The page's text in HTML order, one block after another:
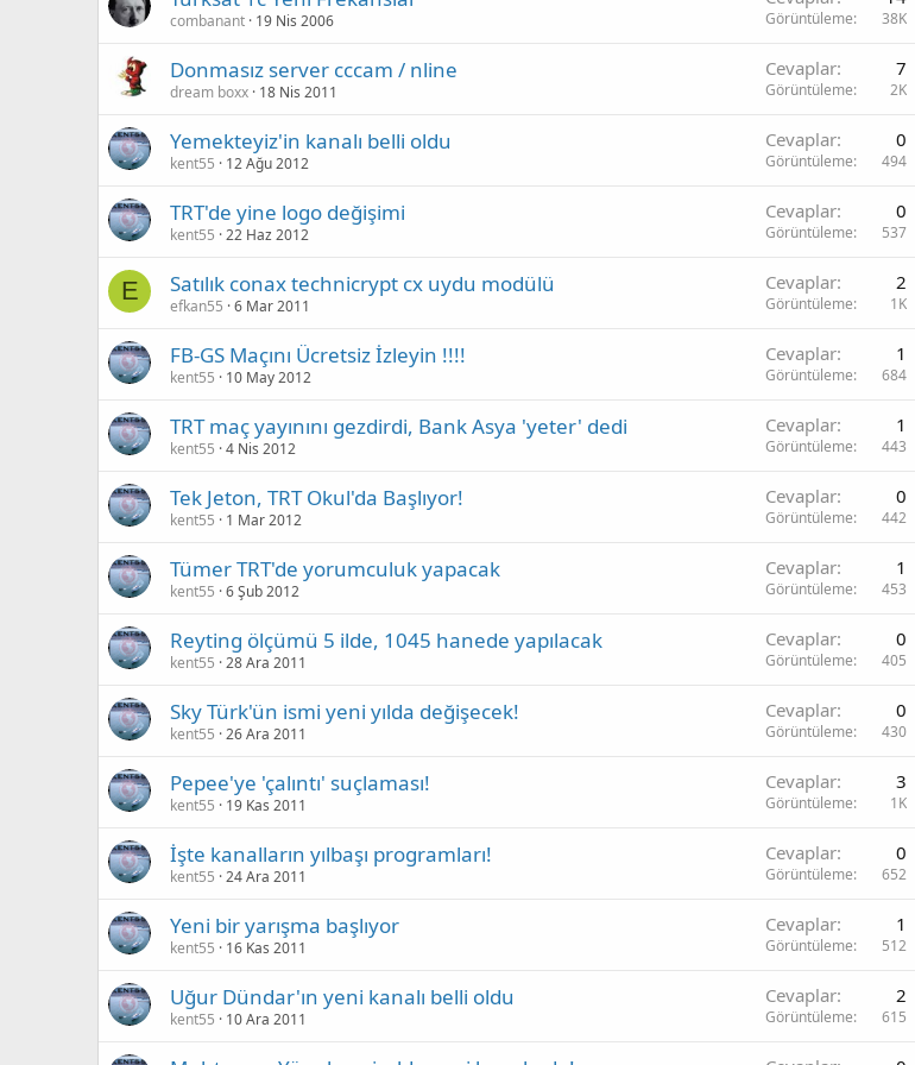
combanant 19 Nis 2006 Görüntüleme 38K
Donmasız server cccam / nline
dream boxx 18 Nis 2011
Cevaplar 7
Görüntüleme 2K
Yemekteyiz'in kanalı belli oldu
kent55 12 Ağu 2012
Cevaplar 0
Görüntüleme 494
TRT'de yine logo değişimi
kent55 22 Haz 2012
Cevaplar 0
Görüntüleme 537
E Satılık conax technicrypt cx uydu modülü
efkan55 6 Mar 2011
Cevaplar 2
Görüntüleme 1K
FB-GS Maçını Ücretsiz İzleyin !!!!
kent55 10 May 2012
Cevaplar 1
Görüntüleme 684
TRT maç yayınını gezdirdi, Bank Asya 'yeter' dedi
kent55 4 Nis 2012
Cevaplar 1
Görüntüleme 443
Tek Jeton, TRT Okul'da Başlıyor!
kent55 1 Mar 2012
Cevaplar 0
Görüntüleme 442
Tümer TRT'de yorumculuk yapacak
kent55 6 Şub 2012
Cevaplar 1
Görüntüleme 453
Reyting ölçümü 5 ilde, 1045 hanede yapılacak
kent55 28 Ara 2011
Cevaplar 0
Görüntüleme 405
Sky Türk'ün ismi yeni yılda değişecek!
kent55 26 Ara 2011
Cevaplar 0
Görüntüleme 430
Pepee'ye 'çalıntı' suçlaması!
kent55 19 Kas 2011
Cevaplar 3
Görüntüleme 1K
İşte kanalların yılbaşı programları!
kent55 24 Ara 2011
Cevaplar 0
Görüntüleme 652
Yeni bir yarışma başlıyor
kent55 16 Kas 2011
Cevaplar 1
Görüntüleme 512
Uğur Dündar'ın yeni kanalı belli oldu
kent55 10 Ara 2011
Cevaplar 2
Görüntüleme 615